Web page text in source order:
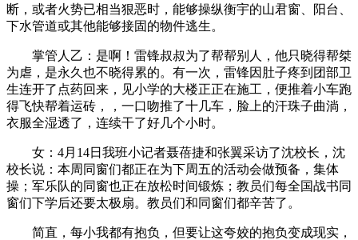
断，或者火势已相当狠恶时，能够操纵衡宇的山君窗、阳台、
下水管道或其他能够接固的物件逃生。
掌管人乙：是啊！雷锋叔叔为了帮帮别人，他只晓得帮桀
为虐，是永久也不晓得累的。有一次，雷锋因肚子疼到团部卫
生连开了点药回来，见小学的大楼正正在施工，便推着小车跑
得飞快帮着运砖，，一口吻推了十几车，脸上的汗珠子曲淌，
衣服全湿透了，连续干了好几个小时。
女：4月14日我班小记者聂蓓捷和张翼采访了沈校长，沈
校长说：本周同窗们都正在为下周五的活动会做预备，集体
操；军乐队的同窗也正在放松时间锻炼；教员们每全国战书同
窗们下学后还要太极扇。教员们和同窗们都辛苦了。
简直，每小我都有抱负，但要让这夸姣的抱负变成现实，